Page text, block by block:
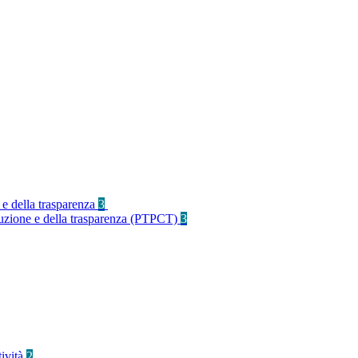
della trasparenza 3
e della trasparenza (PTPCT) 3